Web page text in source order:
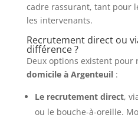
cadre rassurant, tant pour
les intervenants.
Recrutement direct ou
différence ?
Deux options existent pour
domicile à Argenteuil:
Le recrutement direct,
ou le bouche-à-oreille.